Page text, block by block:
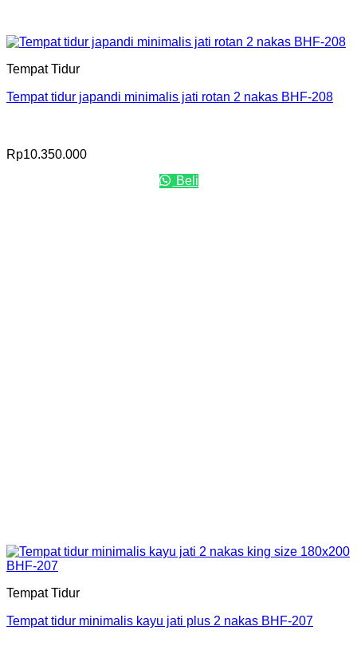
Tempat Tidur
Tempat tidur japandi minimalis jati rotan 2 nakas BHF-208
Rp10.350.000
Beli
Tempat Tidur
Tempat tidur minimalis kayu jati plus 2 nakas BHF-207